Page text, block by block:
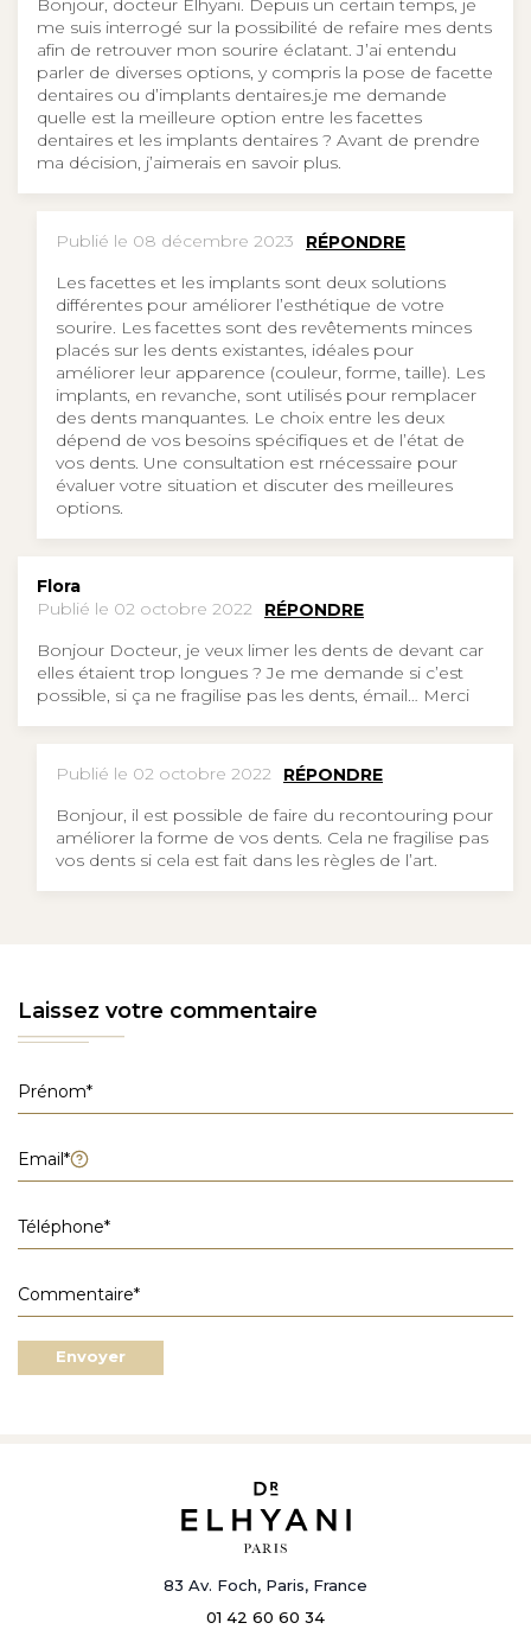
Bonjour, docteur Elhyani. Depuis un certain temps, je
me suis interrogé sur la possibilité de refaire mes dents
afin de retrouver mon sourire éclatant. J’ai entendu
parler de diverses options, y compris la pose de facette
dentaires ou d’implants dentaires.je me demande
quelle est la meilleure option entre les facettes
dentaires et les implants dentaires ? Avant de prendre
ma décision, j’aimerais en savoir plus.
Publié le 08 décembre 2023
RÉPONDRE
Les facettes et les implants sont deux solutions
différentes pour améliorer l’esthétique de votre
sourire. Les facettes sont des revêtements minces
placés sur les dents existantes, idéales pour
améliorer leur apparence (couleur, forme, taille). Les
implants, en revanche, sont utilisés pour remplacer
des dents manquantes. Le choix entre les deux
dépend de vos besoins spécifiques et de l’état de
vos dents. Une consultation est rnécessaire pour
évaluer votre situation et discuter des meilleures
options.
Flora
Publié le 02 octobre 2022
RÉPONDRE
Bonjour Docteur, je veux limer les dents de devant car
elles étaient trop longues ? Je me demande si c’est
possible, si ça ne fragilise pas les dents, émail… Merci
Publié le 02 octobre 2022
RÉPONDRE
Bonjour, il est possible de faire du recontouring pour
améliorer la forme de vos dents. Cela ne fragilise pas
vos dents si cela est fait dans les règles de l’art.
Laissez votre commentaire
Envoyer
83 Av. Foch, Paris, France
01 42 60 60 34